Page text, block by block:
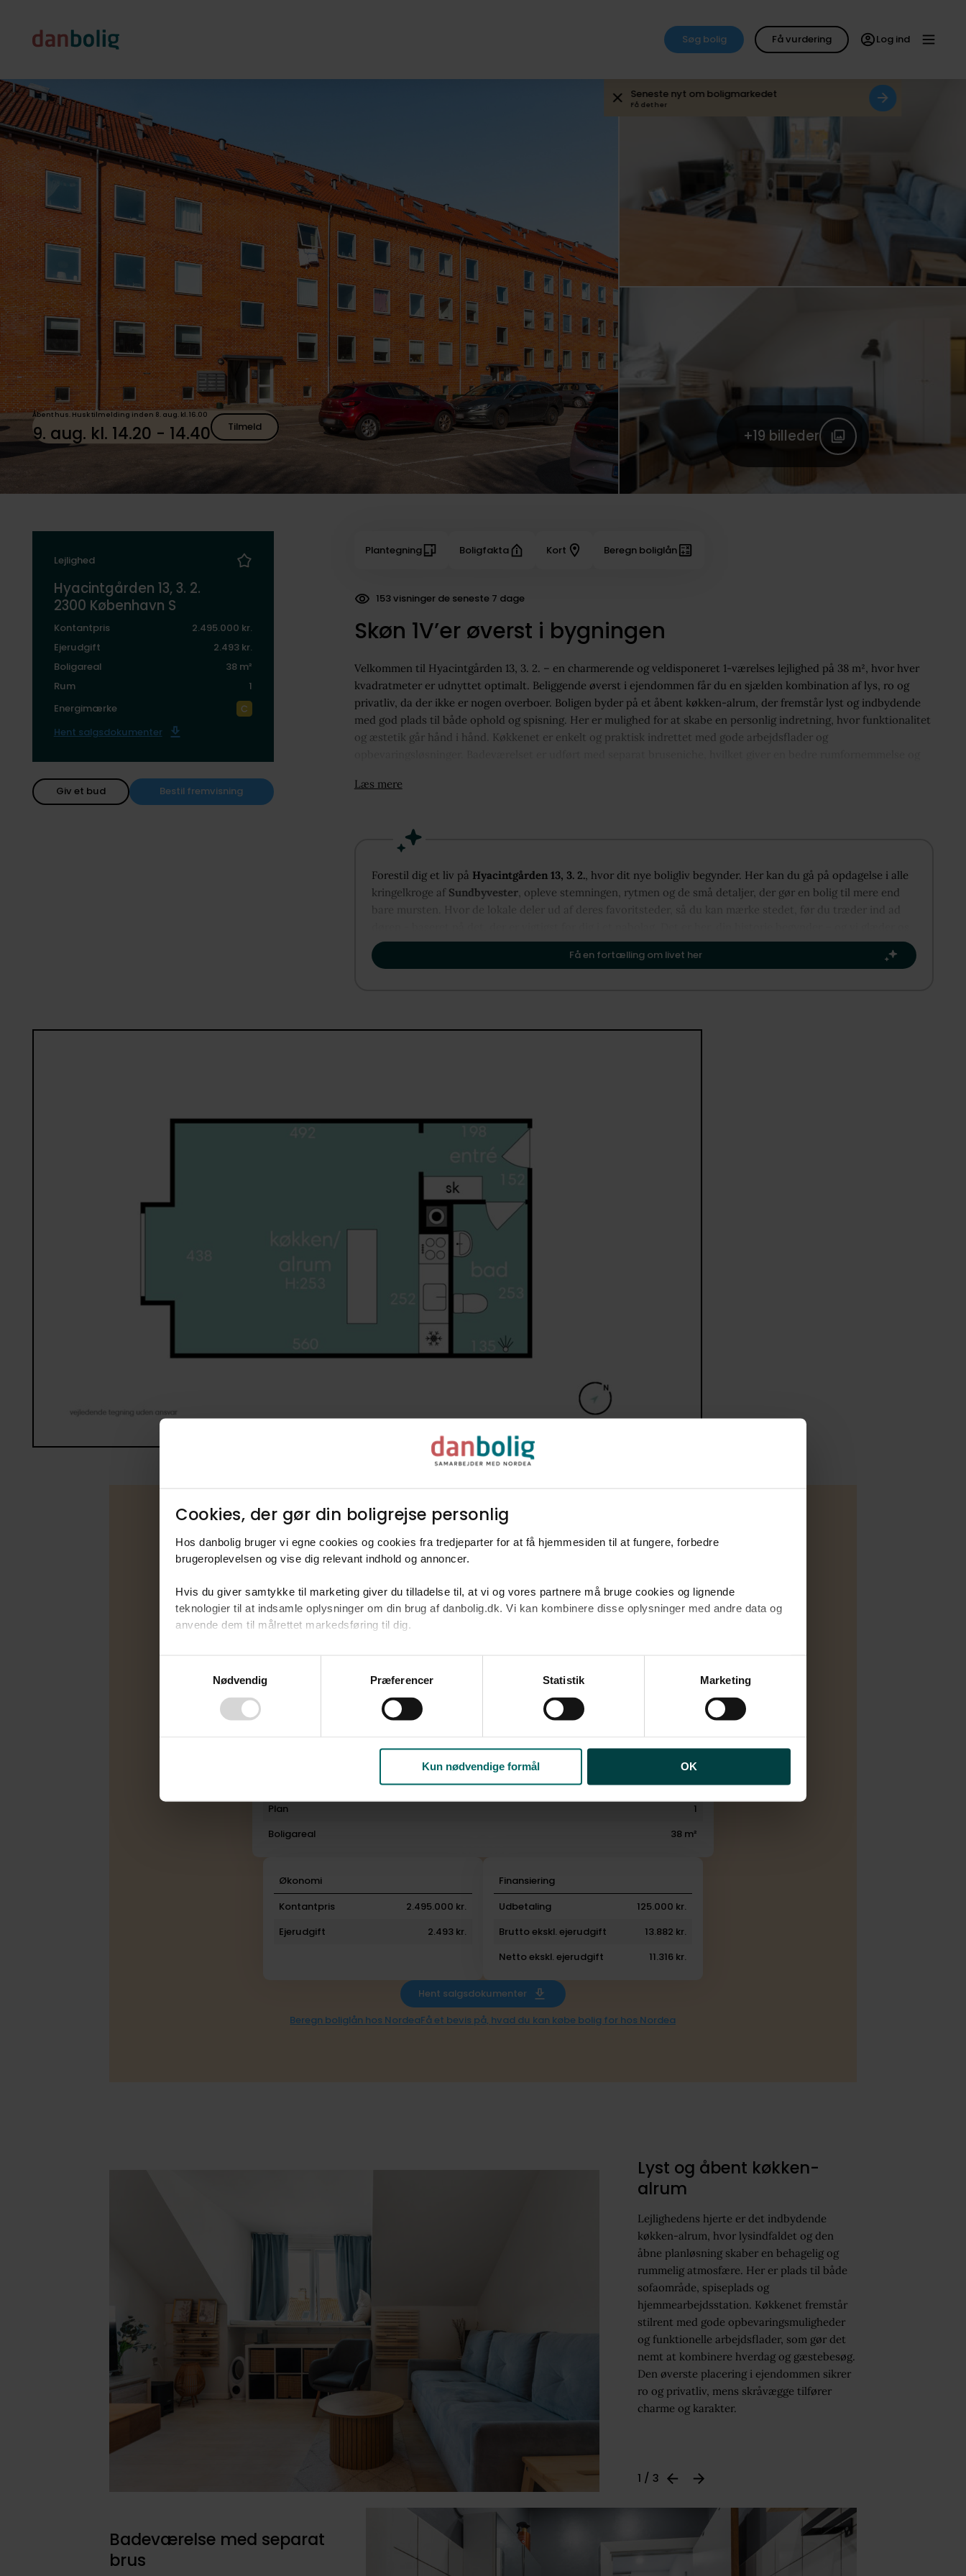
Cookies, der gør din boligrejse personlig​
Hos danbolig bruger vi egne cookies og cookies fra tredjeparter for at få hjemmesiden til at fungere, forbedre
brugeroplevelsen og vise dig relevant indhold og annoncer.​
Hvis du giver samtykke til marketing giver du tilladelse til, at vi og vores partnere må bruge cookies og lignende
teknologier til at indsamle oplysninger om din brug af danbolig.dk. Vi kan kombinere disse oplysninger med andre data og
anvende dem til målrettet markedsføring til dig.​
Ved at klikke på ”OK” giver du samtykke til alle formål. Du kan til enhver tid læse mere om brugen af cookies samt
tilbagekalde dit samtykke ved at følge linket til vores
. Oplysninger om behandling af personoplysninger
Nødvendig Præferencer Statistik Marketing
Kun nødvendige formål OK
Søg bolig Få vurdering Log ind
Seneste nyt om boligmarkedet
Få det her
+19 billeder
Åbent hus. Husk tilmelding inden 8. aug. kl. 16.00
9. aug. kl. 14.20 - 14.40 Tilmeld
Lejlighed
Hyacintgården 13, 3. 2.
2300 København S
Kontantpris
2.495.000 kr.
Ejerudgift
2.493 kr.
Boligareal
38 m²
Rum
1
Energimærke
Hent salgsdokumenter
Giv et bud Bestil fremvisning
Plantegning Boligfakta Kort Beregn boliglån
153 visninger de seneste 7 dage
Skøn 1V’er øverst i bygningen
Velkommen til Hyacintgården 13, 3. 2. – en charmerende og veldisponeret 1-værelses lejlighed på 38 m², hvor hver
kvadratmeter er udnyttet optimalt. Beliggende øverst i ejendommen får du en sjælden kombination af lys, ro og
privatliv, da der ikke er nogen overboer. Boligen byder på et åbent køkken-alrum, der fremstår lyst og indbydende
med god plads til både ophold og spisning. Her er mulighed for at skabe en personlig indretning, hvor funktionalitet
og æstetik går hånd i hånd. Køkkenet er enkelt og praktisk indrettet med gode arbejdsflader og
omgivet af hyggelige, grønne fællesarealer, som giver mulighed for ophold udendørs i rolige omgivelser. Her får du
hyggelige atmosfære, hvilket gør det til et ideelt sted at bo. Offentlig transport er let tilgængelig, og du er hurtigt i
Læs mere
Forestil dig et liv på Hyacintgården 13, 3. 2., hvor dit nye boligliv begynder. Her kan du gå på opdagelse i alle
kringelkroge af Sundbyvester, opleve stemningen, rytmen og de små detaljer, der gør en bolig til mere end
bare mursten. Hvor de lokale deler ud af deres favoritsteder, så du kan mærke stedet, før du træder ind ad
til at vise dig, hvordan Sundbyvester kan danne rammen om dit næste kapitel.​
Få en fortælling om livet her
Boligfakta
Udbudsform
Salg
Energimærke
Varmekilde
Fjernvarme
1
Plan
1
Boligareal
38 m²
Økonomi
Kontantpris
2.495.000 kr.
Ejerudgift
2.493 kr.
Finansiering
Udbetaling
125.000 kr.
Brutto ekskl. ejerudgift
13.882 kr.
Netto ekskl. ejerudgift
11.316 kr.
Hent salgsdokumenter
Beregn boliglån hos NordeaFå et bevis på, hvad du kan købe bolig for hos Nordea
Lyst og åbent køkken-
alrum
Lejlighedens hjerte er det indbydende
køkken-alrum, hvor lysindfaldet og den
åbne planløsning skaber en behagelig og
rummelig atmosfære. Her er plads til både
sofaområde, spiseplads og
hjemmearbejdsstation. Køkkenet fremstår
stilrent med gode opbevaringsmuligheder
og funktionelle arbejdsflader, som gør det
nemt at kombinere hverdag og gæstebesøg.
Den øverste placering i ejendommen sikrer
ro og privatliv, mens skråvægge tilfører
charme og karakter.
1 / 3
Badeværelse med separat
brus